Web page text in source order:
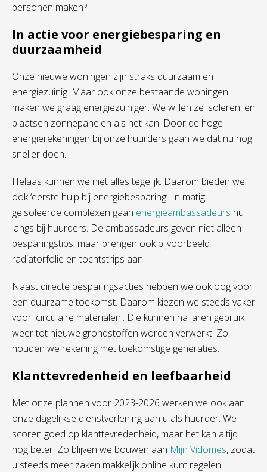
personen maken?
In actie voor energiebesparing en
duurzaamheid
Onze nieuwe woningen zijn straks duurzaam en
energiezuinig. Maar ook onze bestaande woningen
maken we graag energiezuiniger. We willen ze isoleren, en
plaatsen zonnepanelen als het kan. Door de hoge
energierekeningen bij onze huurders gaan we dat nu nog
sneller doen.
Helaas kunnen we niet alles tegelijk. Daarom bieden we
ook ‘eerste hulp bij energiebesparing’. In matig
geïsoleerde complexen gaan energieambassadeurs nu
langs bij huurders. De ambassadeurs geven niet alleen
besparingstips, maar brengen ook bijvoorbeeld
radiatorfolie en tochtstrips aan.
Naast directe besparingsacties hebben we ook oog voor
een duurzame toekomst. Daarom kiezen we steeds vaker
voor 'circulaire materialen'. Die kunnen na jaren gebruik
weer tot nieuwe grondstoffen worden verwerkt. Zo
houden we rekening met toekomstige generaties.
Klanttevredenheid en leefbaarheid
Met onze plannen voor 2023-2026 werken we ook aan
onze dagelijkse dienstverlening aan u als huurder. We
scoren goed op klanttevredenheid, maar het kan altijd
nog beter. Zo blijven we bouwen aan Mijn Vidomes, zodat
u steeds meer zaken makkelijk online kunt regelen.